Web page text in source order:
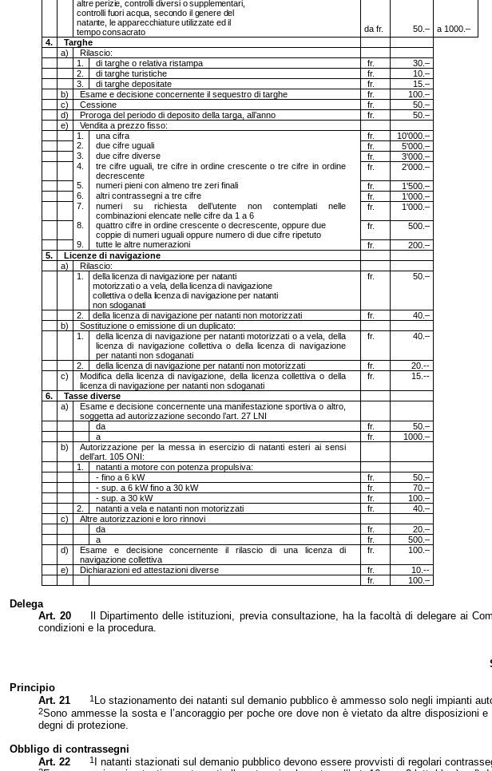
altre perizie, controlli diversi o supplementari,
controlli fuori acqua, secondo il genere del
natante, le apparecchiature utilizzate ed il
tempo consacrato
da fr. 50. – a 1000.–
4.
Targhe
a)
Rilascio:
1.
di targhe o relativa ristampa fr.
30.–
2.
di targhe turistiche fr.
10.–
3.
di targhe depositate fr.
15.–
b)
Esame e decisione concernente il sequestro di targhe fr.
100.–
c)
Cessione fr.
50.–
d)
Proroga del periodo di deposito della targa, all’anno fr.
50.–
e)
Vendita a prezzo fisso:
1.
una cifra fr.
10'000.–
2.
due cifre uguali fr.
5'000.–
3.
due cifre diverse fr.
3'000.–
4.
tre cifre uguali, tre cifre in ordine crescente o tre cifre in ordine
decrescente
fr.
2'000.–
5.
numeri pieni con almeno tre zeri finali fr.
1'500.–
6.
altri contrassegni a tre cifre fr.
1'000.–
7.
numeri su richiesta dell’utente non contemplati nelle
combinazioni elencate nelle cifre da 1 a 6
fr.
1'000.–
8.
quattro cifre in ordine crescente o decrescente, oppure due
coppie di numeri uguali oppure numero di due cifre ripetuto
fr.
500.–
9.
tutte le altre numerazioni fr.
200.–
5.
Licenze di navigazione
a)
Rilascio:
1.
della licenza di navigazione per natanti
motorizzati o a vela, della licenza di navigazione
collettiva o della licenza di navigazione per natanti
non sdoganati
fr. 50.–
2. della licenza di navigazione per natanti non motorizzati fr.
40.–
b)
Sostituzione o emissione di un duplicato:
1.
della licenza di navigazione per natanti motorizzati o a vela, della
licenza di navigazione collettiva o della licenza di navigazione
per natanti non sdoganati
fr. 40.–
2. della licenza di navigazione per natanti non motorizzati fr.
20.--
c)
Modifica della licenza di navigazione, della licenza collettiva o della
licenza di navigazione per natanti non sdoganati
fr. 15.--
6.
Tasse diverse
a)
Esame e decisione concernente una manifestazione sportiva o altro,
soggetta ad autorizzazione secondo l’art. 27 LNI
da
fr.
50.–
a
fr.
1000.–
b)
Autorizzazione per la messa in esercizio di natanti esteri ai sensi
dell’art. 105 ONI:
1.
natanti a motore con potenza propulsiva:
- fino a 6 kW
fr.
50.–
- sup. a 6 kW fino a 30 kW
fr.
70.–
- sup. a 30 kW
fr.
100.–
2.
natanti a vela e natanti non motorizzati fr.
40.–
c)
Altre autorizzazioni e loro rinnovi
da
fr.
20.–
a
fr.
500.–
d)
Esame e decisione concernente il rilascio di una licenza di
navigazione collettiva
fr. 100.–
e) Dichiarazioni ed attestazioni diverse fr.
10.--
fr.
100.–
Delega
Art. 20
Il Dipartimento delle istituzioni, previa consultazione, ha la facoltà di delegare ai
condizioni e la procedura.
Principio
Art. 21
1 Lo stazionamento dei natanti sul demanio pubblico è ammesso solo negli impianti
2Sono ammesse la sosta e l’ancoraggio per poche ore dove non è vietato da altre
degni di protezione.
Obbligo di contrassegni
Art. 22
1I natanti stazionati sul demanio pubblico devono essere provvisti di regolari